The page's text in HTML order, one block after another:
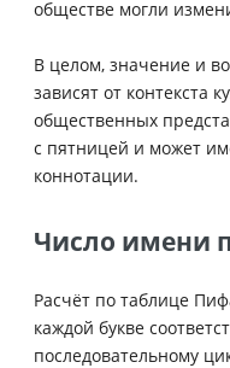
обществе могли
В целом, значение и
зависят от контекста
общественных
с пятницей и может
коннотации.
Число имени
Расчёт по таблице
каждой букве
последовательному